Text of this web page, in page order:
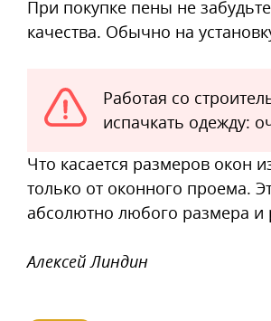
При покупке пены не
качества. Обычно на
Работая со
испачкать одежду:
Что касается размеров окон
только от оконного проема.
абсолютно любого размера
Алексей Линдин